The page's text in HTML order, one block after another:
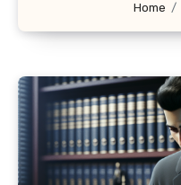
Home